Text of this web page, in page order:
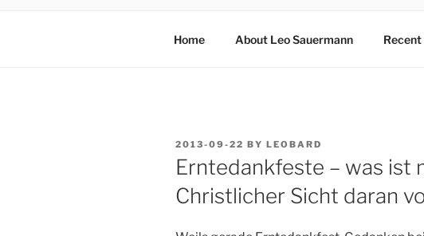
Home About Leo Sauermann Recent
POSTED
ON
2013-09-22 BY LEOBARD
Erntedankfeste – was ist
Christlicher Sicht daran